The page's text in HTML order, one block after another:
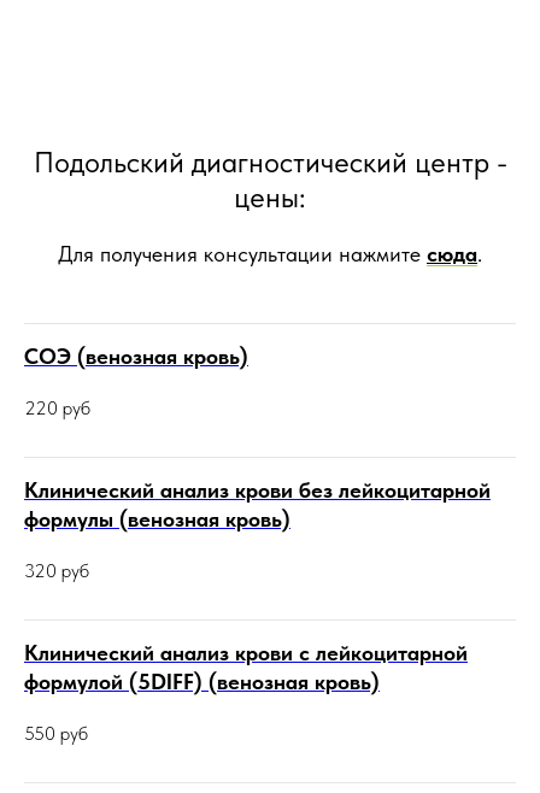
Подольский диагностический центр -
цены:
Для получения консультации нажмите сюда.
СОЭ (венозная кровь)
220 руб
Клинический анализ крови без лейкоцитарной
формулы (венозная кровь)
320 руб
Клинический анализ крови с лейкоцитарной
формулой (5DIFF) (венозная кровь)
550 руб